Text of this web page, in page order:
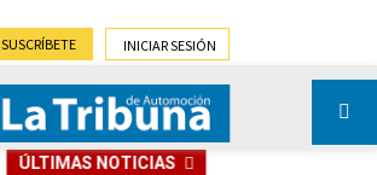
SUSCRÍBETE INICIAR SESIÓN
ÚLTIMAS NOTICIAS